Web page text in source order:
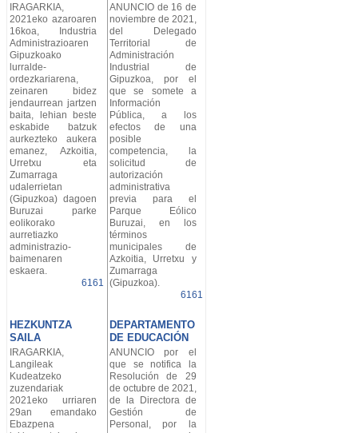
IRAGARKIA,
2021eko azaroaren
16koa, Industria
Administrazioaren
Gipuzkoako
lurralde-
ordezkariarena,
zeinaren bidez
jendaurrean jartzen
baita, lehian beste
eskabide batzuk
aurkezteko aukera
emanez, Azkoitia,
Urretxu eta
Zumarraga
udalerrietan
(Gipuzkoa) dagoen
Buruzai parke
eolikorako
aurretiazko
administrazio-
baimenaren
eskaera.
6161
ANUNCIO de 16 de
noviembre de 2021,
del Delegado
Territorial de
Administración
Industrial de
Gipuzkoa, por el
que se somete a
Información
Pública, a los
efectos de una
posible
competencia, la
solicitud de
autorización
administrativa
previa para el
Parque Eólico
Buruzai, en los
términos
municipales de
Azkoitia, Urretxu y
Zumarraga
(Gipuzkoa).
6161
HEZKUNTZA
SAILA
DEPARTAMENTO
DE EDUCACIÓN
IRAGARKIA,
Langileak
Kudeatzeko
zuzendariak
2021eko urriaren
29an emandako
Ebazpena
ANUNCIO por el
que se notifica la
Resolución de 29
de octubre de 2021,
de la Directora de
Gestión de
Personal, por la